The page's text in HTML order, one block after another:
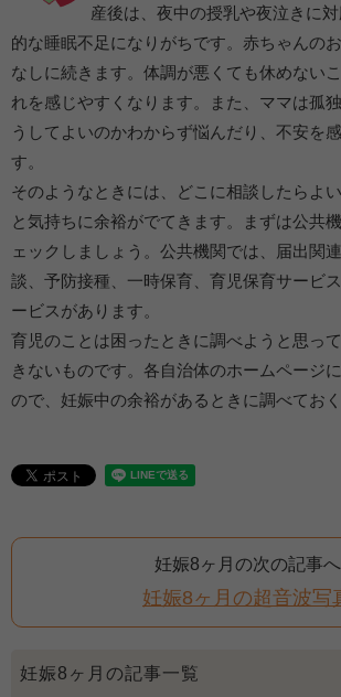
産後は、夜中の授乳や夜泣きに
的な睡眠不足になりがちです。赤ちゃんの
なしに続きます。体調が悪くても休めない
れを感じやすくなります。また、ママは孤
うしてよいのかわからず悩んだり、不安を
す。
そのようなときには、どこに相談したらよ
と気持ちに余裕がでてきます。まずは公共
ェックしましょう。公共機関では、届出関
談、予防接種、一時保育、育児保育サービ
ービスがあります。
育児のことは困ったときに調べようと思っ
きないものです。各自治体のホームページ
ので、妊娠中の余裕があるときに調べてお
妊娠8ヶ月の次の記事へ
妊娠8ヶ月の超音波写
妊娠8ヶ月の記事一覧